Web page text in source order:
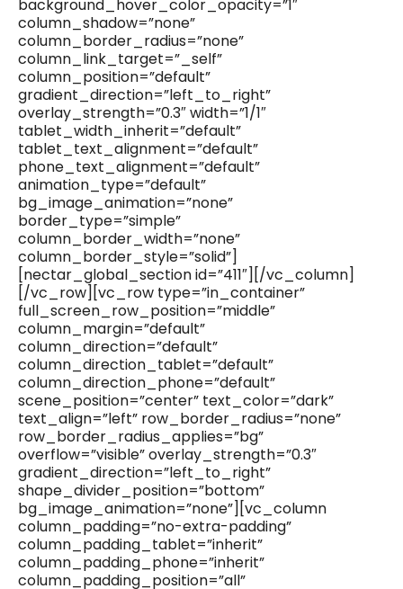
background_hover_color_opacity=”1″
column_shadow=”none”
column_border_radius=”none”
column_link_target=”_self”
column_position=”default”
gradient_direction=”left_to_right”
overlay_strength=”0.3″ width=”1/1″
tablet_width_inherit=”default”
tablet_text_alignment=”default”
phone_text_alignment=”default”
animation_type=”default”
bg_image_animation=”none”
border_type=”simple”
column_border_width=”none”
column_border_style=”solid”]
[nectar_global_section id=”411″][/vc_column]
[/vc_row][vc_row type=”in_container”
full_screen_row_position=”middle”
column_margin=”default”
column_direction=”default”
column_direction_tablet=”default”
column_direction_phone=”default”
scene_position=”center” text_color=”dark”
text_align=”left” row_border_radius=”none”
row_border_radius_applies=”bg”
overflow=”visible” overlay_strength=”0.3″
gradient_direction=”left_to_right”
shape_divider_position=”bottom”
bg_image_animation=”none”][vc_column
column_padding=”no-extra-padding”
column_padding_tablet=”inherit”
column_padding_phone=”inherit”
column_padding_position=”all”